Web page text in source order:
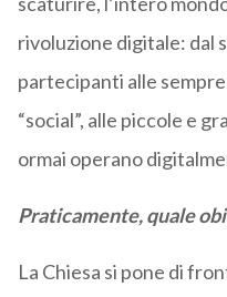
rivoluzione digitale: dal
partecipanti alle
“social”, alle piccole e
ormai operano
Praticamente, quale
La Chiesa si pone di